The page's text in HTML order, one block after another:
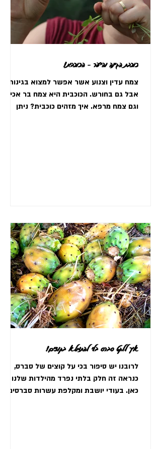
כוכבת הגינה והיער - הכוכבית!
צמח עדין וצנוע אשר אפשר למצוא בגינות
אבל גם בחורש. הכוכבית היא צמח בר אכיל
וגם צמח מרפא. איך מזהים כוכבית? ניתן
איך ללקט סברס בלי להתמלא בקוצים!
לרובנו יש סיפור בכי על קוצים של סברס,
כנראה זה חלק בלתי נפרד מהילדות שלנו
כאן. בעודי יושבת ומקלפת עשרות סברסים